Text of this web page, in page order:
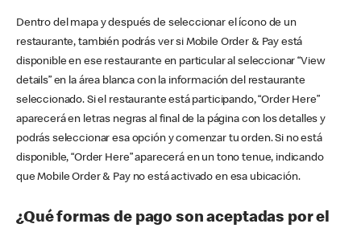
Dentro del mapa y después de seleccionar el ícono de un
restaurante, también podrás ver si Mobile Order & Pay está
disponible en ese restaurante en particular al seleccionar “View
details” en la área blanca con la información del restaurante
seleccionado. Si el restaurante está participando, “Order Here”
aparecerá en letras negras al final de la página con los detalles y
podrás seleccionar esa opción y comenzar tu orden. Si no está
disponible, “Order Here” aparecerá en un tono tenue, indicando
que Mobile Order & Pay no está activado en esa ubicación.
¿Qué formas de pago son aceptadas por el